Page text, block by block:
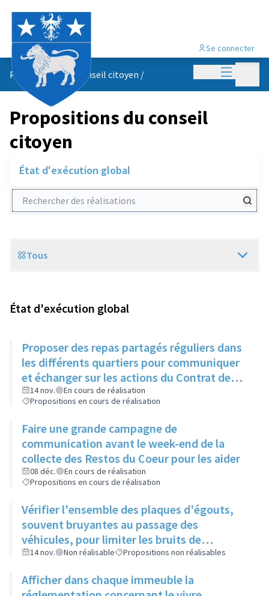
Menu
Se connecter
Propositions du conseil citoyen /
Propositions du conseil
citoyen
État d'exécution global
Rechercher des réalisations
Scope
Tous
État d'exécution global
Proposer des repas partagés réguliers dans
les différents quartiers pour communiquer
et échanger sur les actions du Contrat de
Ville
14 nov.
En cours de réalisation
Propositions en cours de réalisation
Faire une grande campagne de
communication avant le week-end de la
collecte des Restos du Coeur pour les aider
08 déc.
En cours de réalisation
Propositions en cours de réalisation
Vérifier l'ensemble des plaques d'égouts,
souvent bruyantes au passage des
véhicules, pour limiter les bruits de
circulation
14 nov. Non réalisable Propositions non réalisables
Afficher dans chaque immeuble la